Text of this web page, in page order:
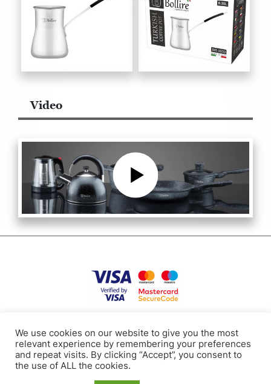
Video
Tel: +371 24112117
E-mail: bollire.orders@gmail.com
RAVA SIA, Reģistrācijas Nr.: 40003919188,Zeltrītu iela 20-65, Mārupe, Mārupes Novads,
We use cookies on our website to give you the most
relevant experience by remembering your preferences
and repeat visits. By clicking “Accept”, you consent to
the use of ALL the cookies.